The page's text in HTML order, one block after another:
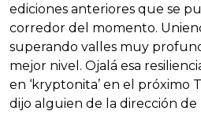
ediciones anteriores que se
corredor del momento.
superando valles muy
mejor nivel. Ojalá esa
en ‘kryptonita’ en el próximo
dijo alguien de la dirección de